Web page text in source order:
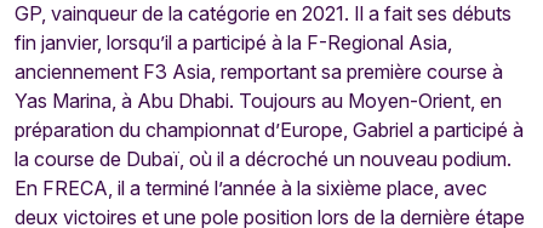
GP, vainqueur de la catégorie en 2021. Il a fait ses débuts
fin janvier, lorsqu’il a participé à la F-Regional Asia,
anciennement F3 Asia, remportant sa première course à
Yas Marina, à Abu Dhabi. Toujours au Moyen-Orient, en
préparation du championnat d’Europe, Gabriel a participé à
la course de Dubaï, où il a décroché un nouveau podium.
En FRECA, il a terminé l’année à la sixième place, avec
deux victoires et une pole position lors de la dernière étape